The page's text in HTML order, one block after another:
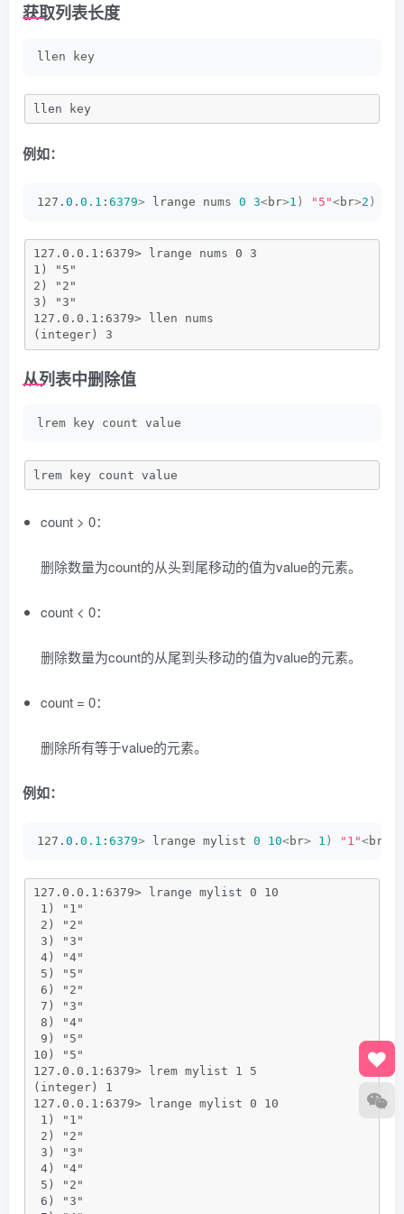
获取列表长度
llen key
llen key
例如：
127. 0 . 0.1 : 6379> lrange nums 0 3<br>1 ) "5"<br>2 )
127.0.0.1:6379> lrange nums 0 3
1) "5"
2) "2"
3) "3"
127.0.0.1:6379> llen nums
(integer) 3
从列表中删除值
lrem key count value
lrem key count value
count > 0：
删除数量为count的从头到尾移动的值为value的元素。
count < 0：
删除数量为count的从尾到头移动的值为value的元素。
count = 0：
删除所有等于value的元素。
例如：
127. 0 . 0.1 : 6379> lrange mylist 0 10<br> 1 ) "1"<br
127.0.0.1:6379> lrange mylist 0 10
1) "1"
2) "2"
3) "3"
4) "4"
5) "5"
6) "2"
7) "3"
8) "4"
9) "5"
10) "5"
127.0.0.1:6379> lrem mylist 1 5
(integer) 1
127.0.0.1:6379> lrange mylist 0 10
1) "1"
2) "2"
3) "3"
4) "4"
5) "2"
6) "3"